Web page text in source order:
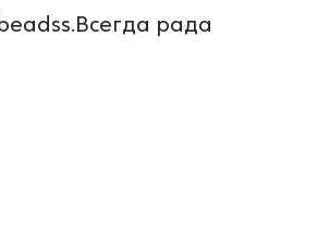
рада